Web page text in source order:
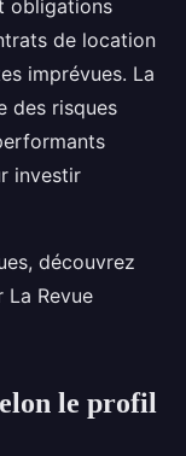
obligations
de location
imprévues. La
des risques
investir
découvrez
La Revue
le profil